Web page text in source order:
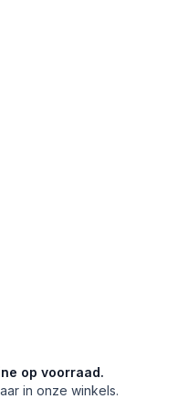
op voorraad.
in onze winkels.